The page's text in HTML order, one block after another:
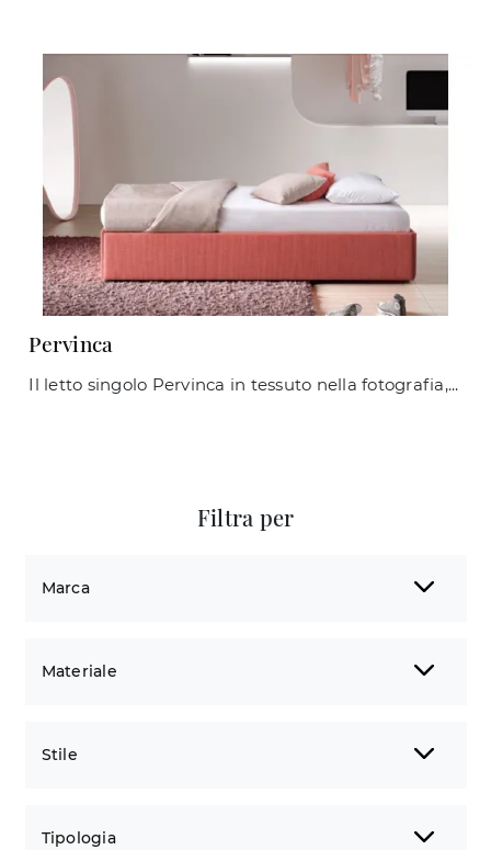
Pervinca
Il letto singolo Pervinca in tessuto nella fotografia, tra i modelli con letto estraibile moderni di Le Comfort, è pensato per garantire il sonno più ...
Filtra per
Marca
Materiale
Stile
Tipologia